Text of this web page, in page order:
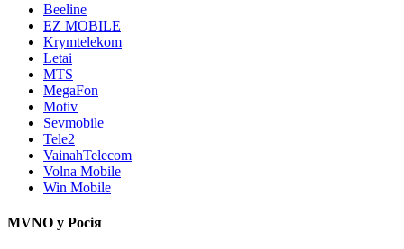
Beeline
EZ MOBILE
Krymtelekom
Letai
MTS
MegaFon
Motiv
Sevmobile
Tele2
VainahTelecom
Volna Mobile
Win Mobile
MVNO у Росія